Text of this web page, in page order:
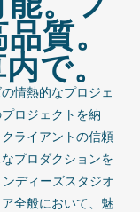
質。
で。
情熱的なプロジェ
ロジェクトを納
ライアントの信頼
プロダクションを
ディーズスタジオ
全般において、魅